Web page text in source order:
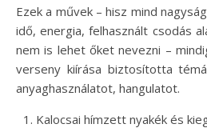
Ezek a művek – hisz mind
idő, energia, felhasznált csodás
nem is lehet őket nevezni –
verseny kiírása biztosította
anyaghasználatot, hangulatot.
Kalocsai hímzett nyakék és